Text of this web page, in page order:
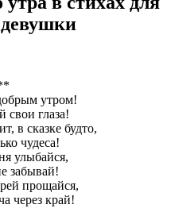
утром!
свои глаза!
в сказке будто,
чудеса!
улыбайся,
забывай!
прощайся,
через край!